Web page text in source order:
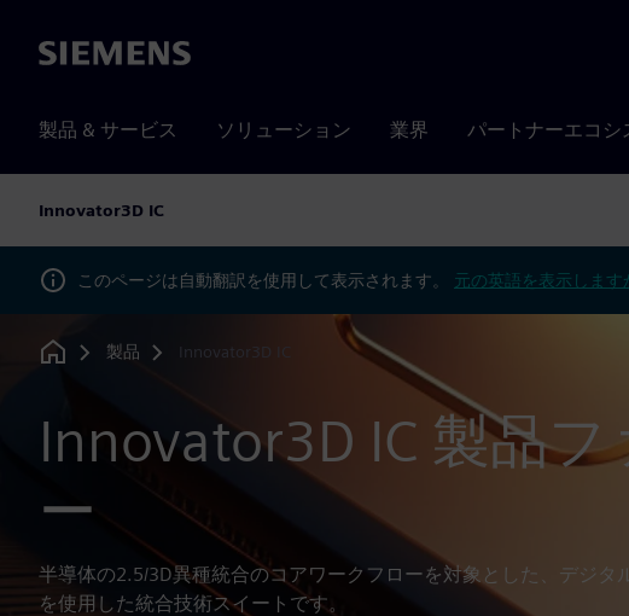
Siemens
製品 & サービス ソリューション 業界 パートナーエコシ
Innovator3D IC
このページは自動翻訳を使用して表示されます。 元の英語を表示します
Home
製品 Innovator3D IC
Innovator3D IC 製品フ
ー
半導体の2.5/3D異種統合のコアワークフローを対象とした、デジタ
を使用した統合技術スイートです。